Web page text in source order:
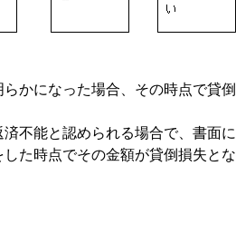
かになった場合、その時点で貸倒
不能と認められる場合で、書面に
た時点でその金額が貸倒損失とな